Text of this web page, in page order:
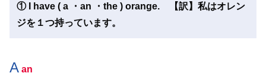
①
I have ( a ・an ・the ) orange. 【訳】私はオレン
ジを１つ持っています。
A an